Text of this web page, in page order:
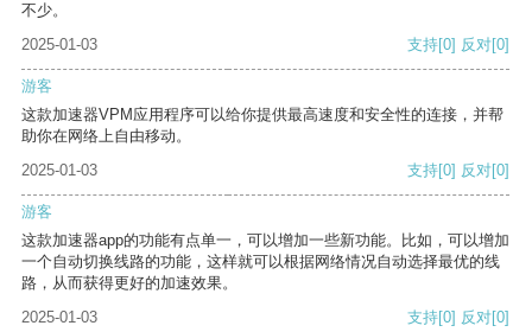
不少。
2025-01-03
支持[0] 反对[0]
游客
这款加速器VPM应用程序可以给你提供最高速度和安全性的连接，并帮
助你在网络上自由移动。
2025-01-03
支持[0] 反对[0]
游客
这款加速器app的功能有点单一，可以增加一些新功能。比如，可以增加
一个自动切换线路的功能，这样就可以根据网络情况自动选择最优的线
路，从而获得更好的加速效果。
2025-01-03
支持[0] 反对[0]